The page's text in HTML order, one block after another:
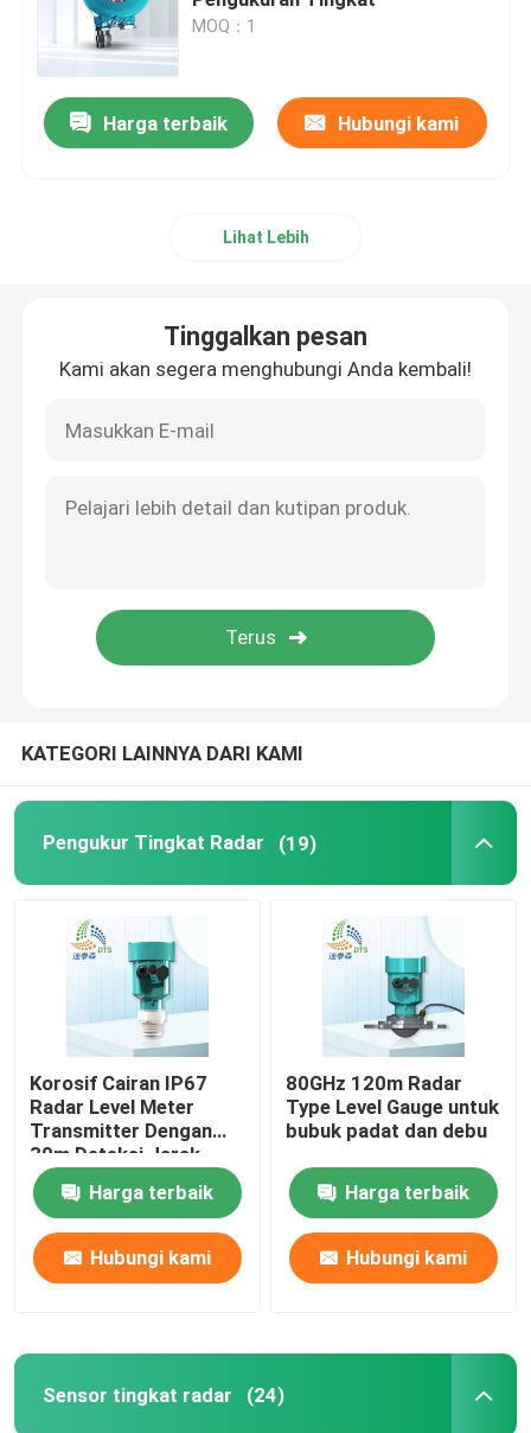
Pengukur Tingkat Radar
80 GHz Radar Level Transmitter
Transmitter tingkat radar tanpa kontak
Transmitter Tingkat Cairan Radar
Detektor Metana Laser
Detektor multi gas portabel
Detektor kebocoran air bawah tanah
Detektor Kebocoran Air Akustik
MOQ：1
Harga terbaik Hubungi kami
Lihat Lebih
Tinggalkan pesan
Kami akan segera menghubungi Anda kembali!
KATEGORI LAINNYA DARI KAMI
Pengukur Tingkat Radar (19)
Korosif Cairan IP67
Radar Level Meter
Transmitter Dengan
30m Deteksi Jarak
Harga terbaik
Hubungi kami
80GHz 120m Radar
Type Level Gauge untuk
bubuk padat dan debu
Harga terbaik
Hubungi kami
Sensor tingkat radar (24)